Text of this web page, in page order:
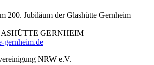
200. Jubiläum der Glashütte Gernheim
GERNHEIM
gernheim.de
NRW e.V.